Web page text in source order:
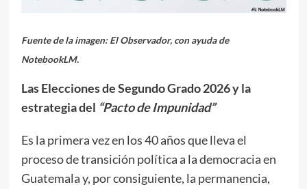
Fuente de la imagen: El Observador, con ayuda de
NotebookLM.
Las Elecciones de Segundo Grado 2026 y la
estrategia del “Pacto de Impunidad”
Es la primera vez en los 40 años que lleva el
proceso de transición política a la democracia en
Guatemala y, por consiguiente, la permanencia,